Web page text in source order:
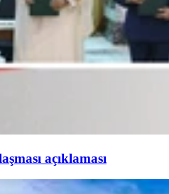
açıklaması